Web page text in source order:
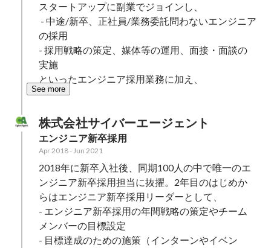
スタートアップに副業でジョインし、
の採用
- 採用戦略の策定、媒体等の運用、面接・面談の
実施
といったエンジニア採用業務に加え、
See more
株式会社サイバーエージェント
エンジニア新卒採用
Apr 2018-Jun 2021
2018年に新卒入社後、同期100人の中で唯一のエ
ンジニア新卒採用担当に抜擢。2年目のはじめか
らはエンジニア新卒採用リーダーとして、
- エンジニア新卒採用の年間戦略の策定やチーム
メンバーの目標設定
- 目標達成のための施策（インターンやイベン